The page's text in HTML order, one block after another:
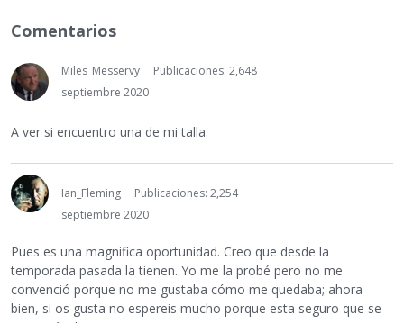
Comentarios
Miles_Messervy
Publicaciones: 2,648
septiembre 2020
A ver si encuentro una de mi talla.
Ian_Fleming
Publicaciones: 2,254
septiembre 2020
Pues es una magnifica oportunidad. Creo que desde la
temporada pasada la tienen. Yo me la probé pero no me
convenció porque no me gustaba cómo me quedaba; ahora
bien, si os gusta no espereis mucho porque esta seguro que se